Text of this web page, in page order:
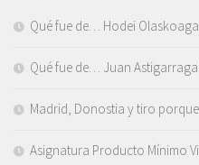
Qué fue de… Hodei Olaskoaga
Qué fue de… Juan Astigarraga
Madrid, Donostia y tiro
Asignatura Producto Mínimo